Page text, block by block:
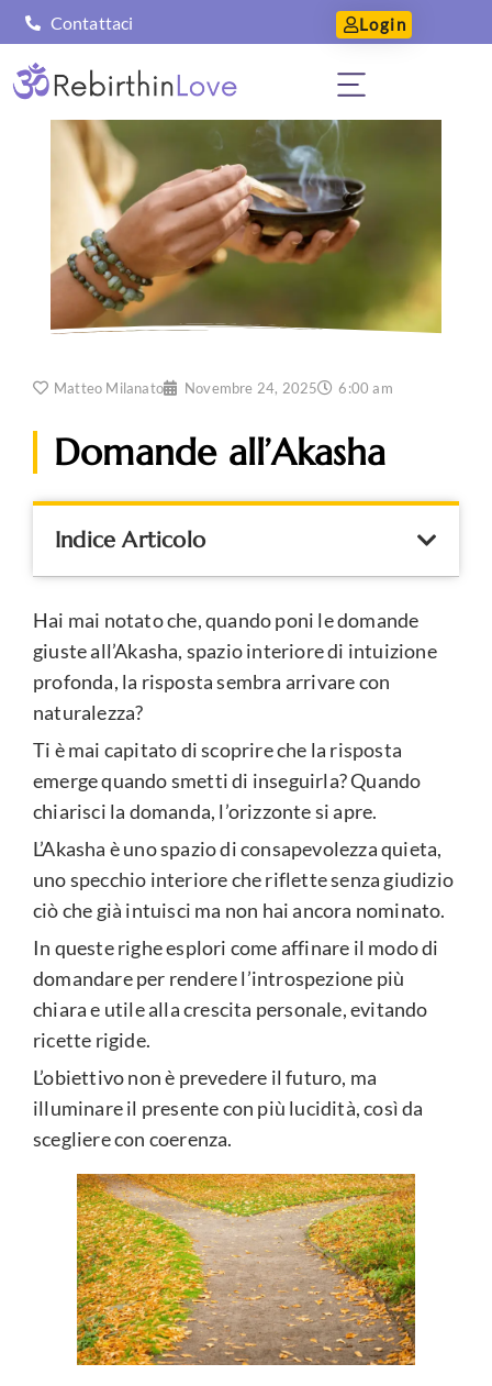
Contattaci Login
Matteo Milanato Novembre 24, 2025 6:00 am
Domande all’Akasha
Indice Articolo
Hai mai notato che, quando poni le domande
giuste all’Akasha, spazio interiore di intuizione
profonda, la risposta sembra arrivare con
naturalezza?
Ti è mai capitato di scoprire che la risposta
emerge quando smetti di inseguirla? Quando
chiarisci la domanda, l’orizzonte si apre.
L’Akasha è uno spazio di consapevolezza quieta,
uno specchio interiore che riflette senza giudizio
ciò che già intuisci ma non hai ancora nominato.
In queste righe esplori come affinare il modo di
domandare per rendere l’introspezione più
chiara e utile alla crescita personale, evitando
ricette rigide.
L’obiettivo non è prevedere il futuro, ma
illuminare il presente con più lucidità, così da
scegliere con coerenza.